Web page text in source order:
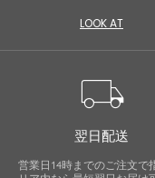
LOOK AT
local_shipping
翌日配送
営業日14時までのご注文で